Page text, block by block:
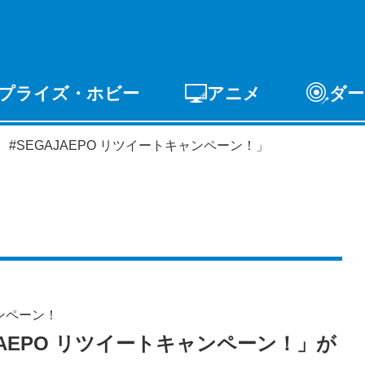
ーム PCゲーム スマホゲーム
ライズ・ホビー
ズ トイ S-FIRE セガ ラッキーくじ
アニメ ダ
#SEGAJAEPO リツイートキャンペーン！」
ーン！
リツイートキャンペーン！」が